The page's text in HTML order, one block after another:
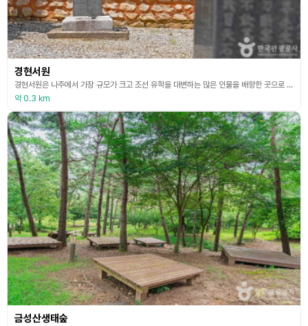
경현서원
경현서원은 나주에서 가장 규모가 크고 조선 유학을 대변하는 많은 인물을 배향한 곳으로 나주 최초의 사액서원이다. 이곳은 16~17세기 나주지역의 을미옥사의 발생 원인과 전개 과정을 보여주는 중요한 유적으로 1583년(선조 16) 지방 유림이 김굉필의 학문과 덕행을 추모하기 위해 금성산 아래에 사당을 창건하여 위패를 모시고 1589년(선조 22) 정여창, 조광조, 이언적, 이황 4위를 함께 배향하여 오현서원이 되었다. 정유재란 때 소실되었다가 목장흠과
약 0.3 km
금성산생태숲